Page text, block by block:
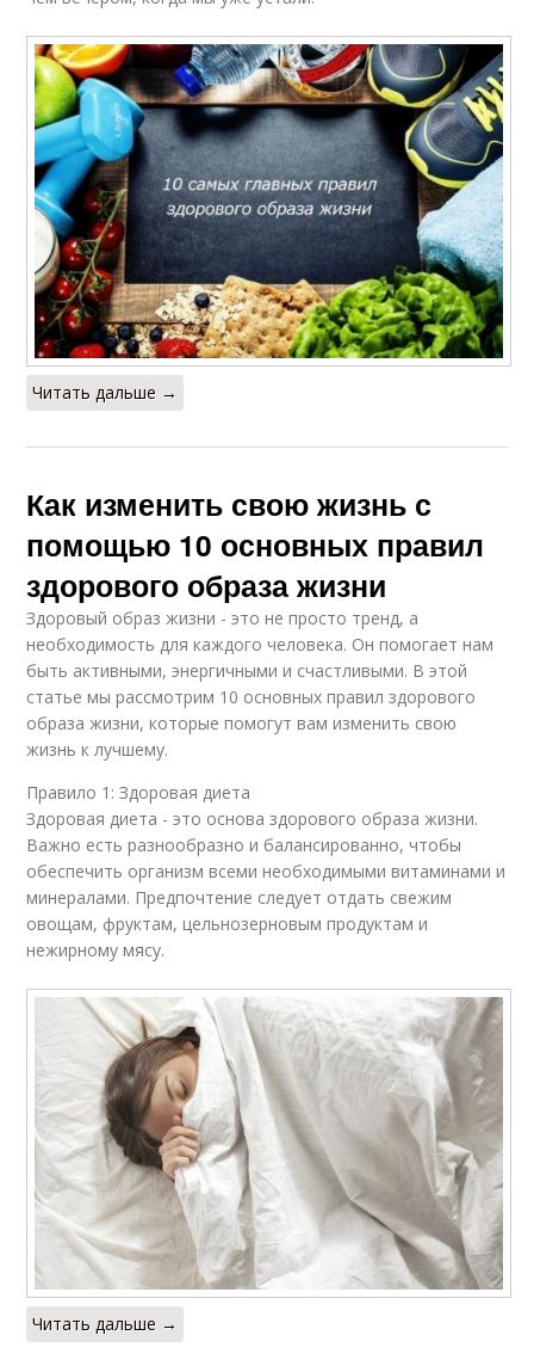
Читать дальше →
Как изменить свою жизнь с
помощью 10 основных правил
здорового образа жизни
Здоровый образ жизни - это не просто тренд, а
необходимость для каждого человека. Он помогает нам
быть активными, энергичными и счастливыми. В этой
статье мы рассмотрим 10 основных правил здорового
образа жизни, которые помогут вам изменить свою
жизнь к лучшему.
Правило 1: Здоровая диета
Здоровая диета - это основа здорового образа жизни.
Важно есть разнообразно и балансированно, чтобы
обеспечить организм всеми необходимыми витаминами и
минералами. Предпочтение следует отдать свежим
овощам, фруктам, цельнозерновым продуктам и
нежирному мясу.
Читать дальше →